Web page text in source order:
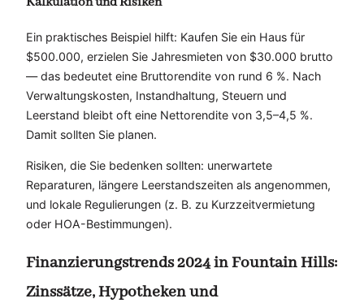
Ein praktisches Beispiel hilft: Kaufen Sie ein Haus für
$500.000, erzielen Sie Jahresmieten von $30.000 brutto
— das bedeutet eine Bruttorendite von rund 6 %. Nach
Verwaltungskosten, Instandhaltung, Steuern und
Leerstand bleibt oft eine Nettorendite von 3,5–4,5 %.
Damit sollten Sie planen.
Risiken, die Sie bedenken sollten: unerwartete
Reparaturen, längere Leerstandszeiten als angenommen,
und lokale Regulierungen (z. B. zu Kurzzeitvermietung
oder HOA-Bestimmungen).
Finanzierungstrends 2024 in Fountain Hills:
Zinssätze, Hypotheken und